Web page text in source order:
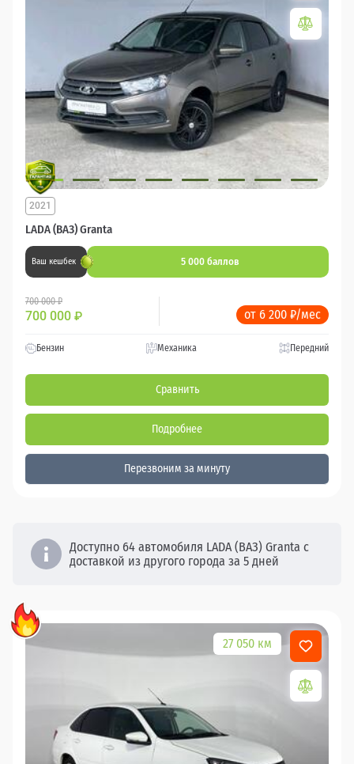
LADA (ВАЗ) Granta
2021
Ваш кешбек 5 000 баллов
700 000 ₽
700 000 ₽ от 6 200 ₽/мес
Бензин Механика Передний
Сравнить
Подробнее
Перезвоним за минуту
Доступно 64 автомобиля LADA (ВАЗ) Granta с
доставкой из другого города за 5 дней
27 050 км